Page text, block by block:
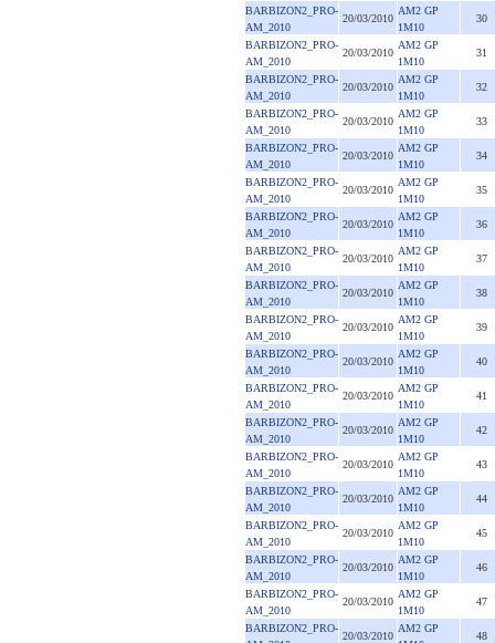
BARBIZON2_PRO-
AM_2010
20/03/2010
AM2 GP
1M10
30
BARBIZON2_PRO-
AM_2010
20/03/2010
AM2 GP
1M10
31
BARBIZON2_PRO-
AM_2010
20/03/2010
AM2 GP
1M10
32
BARBIZON2_PRO-
AM_2010
20/03/2010
AM2 GP
1M10
33
BARBIZON2_PRO-
AM_2010
20/03/2010
AM2 GP
1M10
34
BARBIZON2_PRO-
AM_2010
20/03/2010
AM2 GP
1M10
35
BARBIZON2_PRO-
AM_2010
20/03/2010
AM2 GP
1M10
36
BARBIZON2_PRO-
AM_2010
20/03/2010
AM2 GP
1M10
37
BARBIZON2_PRO-
AM_2010
20/03/2010
AM2 GP
1M10
38
BARBIZON2_PRO-
AM_2010
20/03/2010
AM2 GP
1M10
39
BARBIZON2_PRO-
AM_2010
20/03/2010
AM2 GP
1M10
40
BARBIZON2_PRO-
AM_2010
20/03/2010
AM2 GP
1M10
41
BARBIZON2_PRO-
AM_2010
20/03/2010
AM2 GP
1M10
42
BARBIZON2_PRO-
AM_2010
20/03/2010
AM2 GP
1M10
43
BARBIZON2_PRO-
AM_2010
20/03/2010
AM2 GP
1M10
44
BARBIZON2_PRO-
AM_2010
20/03/2010
AM2 GP
1M10
45
BARBIZON2_PRO-
AM_2010
20/03/2010
AM2 GP
1M10
46
BARBIZON2_PRO-
AM_2010
20/03/2010
AM2 GP
1M10
47
BARBIZON2_PRO-
20/03/2010
AM2 GP
48